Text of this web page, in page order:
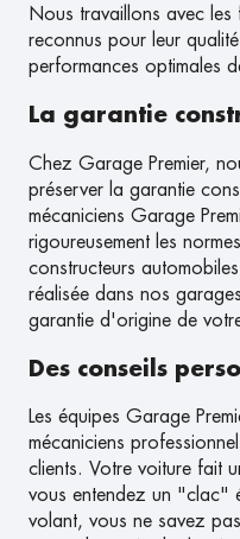
Nous travaillons avec les
reconnus pour leur
performances optimales
La garantie
Chez Garage Premier,
préserver la garantie
mécaniciens Garage
rigoureusement les
constructeurs
réalisée dans nos
garantie d'origine de
Des conseils
Les équipes Garage
mécaniciens
clients. Votre voiture fait
vous entendez un "clac"
volant, vous ne savez